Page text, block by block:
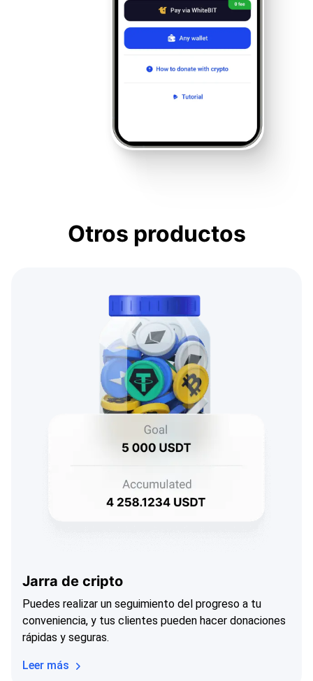
Otros productos
Jarra de cripto
Puedes realizar un seguimiento del progreso a tu
conveniencia, y tus clientes pueden hacer donaciones
rápidas y seguras.
Leer más